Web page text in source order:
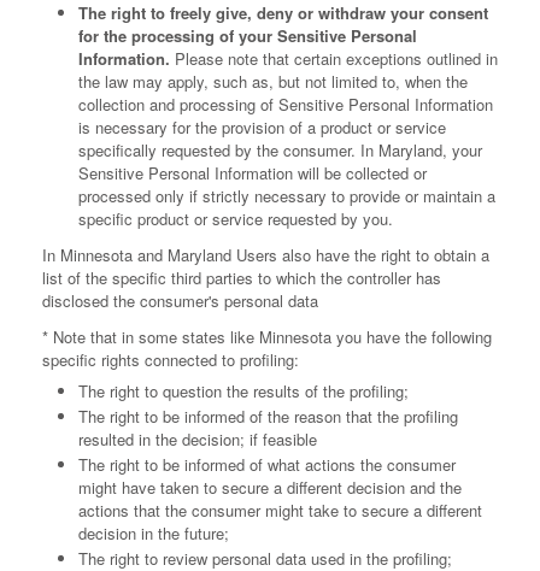
The right to freely give, deny or withdraw your consent
for the processing of your Sensitive Personal
Information. Please note that certain exceptions outlined in
the law may apply, such as, but not limited to, when the
collection and processing of Sensitive Personal Information
is necessary for the provision of a product or service
specifically requested by the consumer. In Maryland, your
Sensitive Personal Information will be collected or
processed only if strictly necessary to provide or maintain a
specific product or service requested by you.
In Minnesota and Maryland Users also have the right to obtain a
list of the specific third parties to which the controller has
disclosed the consumer's personal data
* Note that in some states like Minnesota you have the following
specific rights connected to profiling:
The right to question the results of the profiling;
The right to be informed of the reason that the profiling
resulted in the decision; if feasible
The right to be informed of what actions the consumer
might have taken to secure a different decision and the
actions that the consumer might take to secure a different
decision in the future;
The right to review personal data used in the profiling;